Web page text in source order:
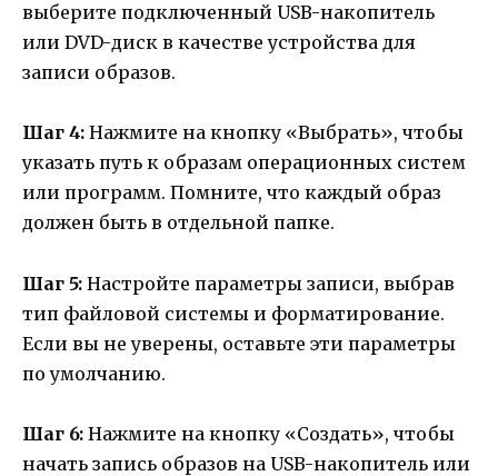
выберите подключенный USB-накопитель
или DVD-диск в качестве устройства для
записи образов.
Шаг 4: Нажмите на кнопку «Выбрать», чтобы
указать путь к образам операционных систем
или программ. Помните, что каждый образ
должен быть в отдельной папке.
Шаг 5: Настройте параметры записи, выбрав
тип файловой системы и форматирование.
Если вы не уверены, оставьте эти параметры
по умолчанию.
Шаг 6: Нажмите на кнопку «Создать», чтобы
начать запись образов на USB-накопитель или